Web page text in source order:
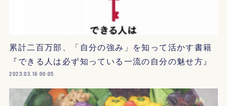
累計二百万部、「自分の強み」を知って活かす書籍
『できる人は必ず知っている一流の自分の魅せ方』
2023.03.16 00:05